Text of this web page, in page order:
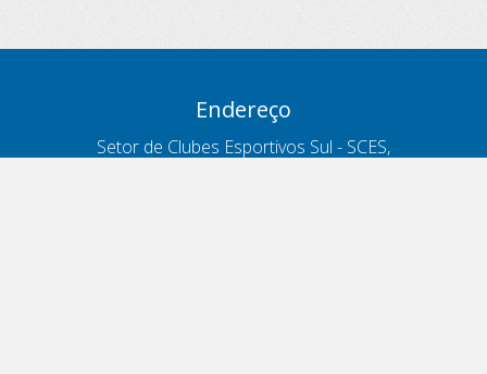
Endereço
Setor de Clubes Esportivos Sul - SCES,